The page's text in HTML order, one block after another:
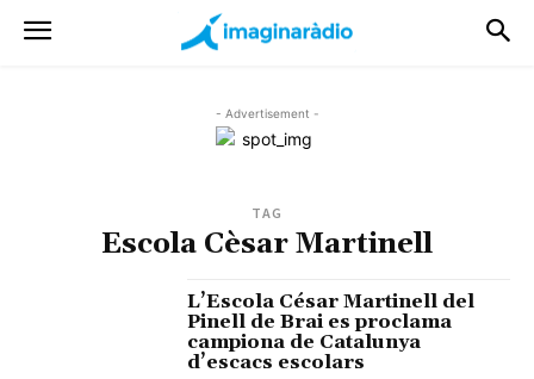
- Advertisement -
TAG
Escola Cèsar Martinell
L’Escola César Martinell del
Pinell de Brai es proclama
campiona de Catalunya
d’escacs escolars